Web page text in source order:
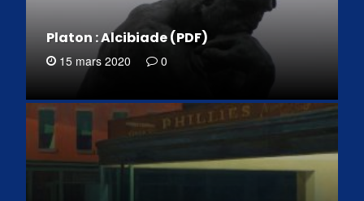
Platon : Alcibiade (PDF)
15 mars 2020 0